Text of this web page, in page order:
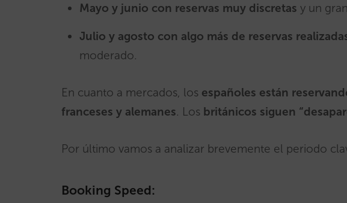
Mayo y junio con reservas muy discretas y un
Julio y agosto con algo más de reservas
moderado.
En cuanto a mercados, los españoles están
franceses y alemanes. Los británicos siguen
Por último vamos a analizar brevemente el periodo
Booking Speed: